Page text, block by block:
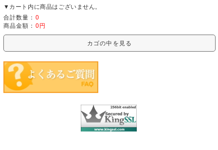
▼カート内に商品はございません。
合計数量： 0
商品金額： 0円
カゴの中を見る